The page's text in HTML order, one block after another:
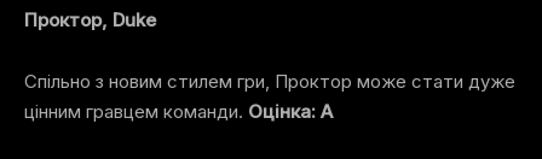
Проктор, Duke
Спільно з новим стилем гри, Проктор може стати дуже
цінним гравцем команди. Оцінка: A